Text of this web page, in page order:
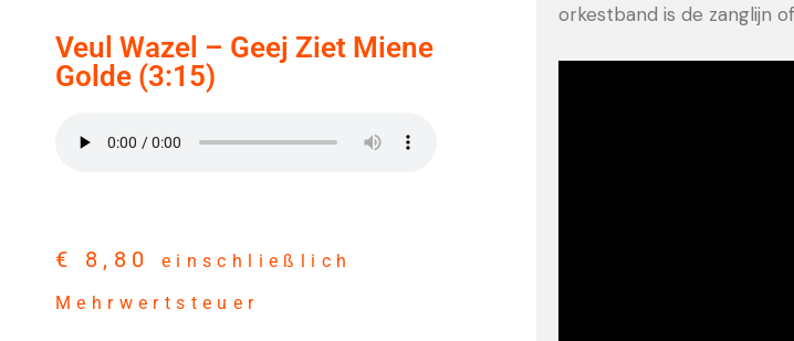
Veul Wazel – Geej Ziet Miene
Golde (3:15)
€ 8,80
einschließlich
Mehrwertsteuer
orkestband is de zanglijn